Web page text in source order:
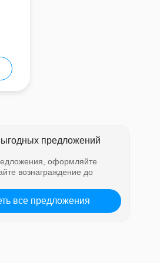
предложений
оформляйте
вознаграждение до
все предложения